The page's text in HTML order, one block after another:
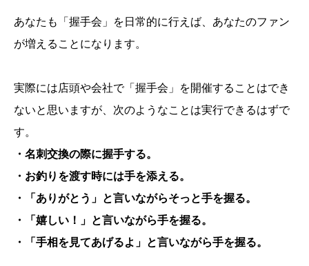
あなたも「握手会」を日常的に行えば、あなたのファン
が増えることになります。
実際には店頭や会社で「握手会」を開催することはでき
ないと思いますが、次のようなことは実行できるはずで
す。
・名刺交換の際に握手する。
・お釣りを渡す時には手を添える。
・「ありがとう」と言いながらそっと手を握る。
・「嬉しい！」と言いながら手を握る。
・「手相を見てあげるよ」と言いながら手を握る。